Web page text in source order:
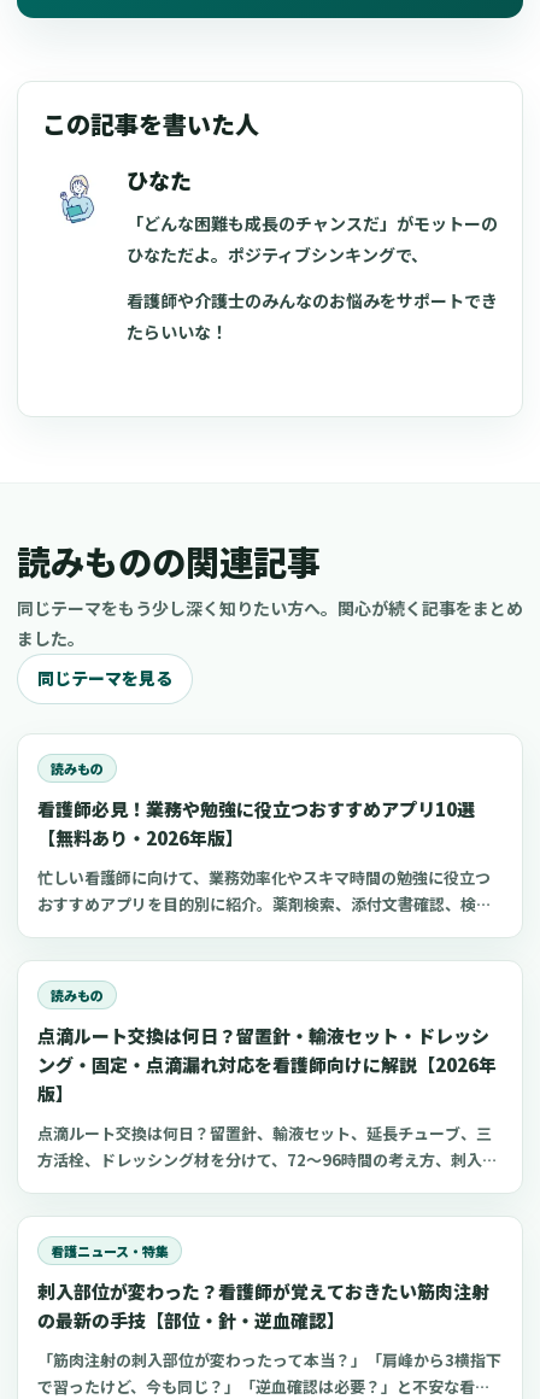
この記事を書いた人
ひなた
「どんな困難も成長のチャンスだ」がモットーの
ひなただよ。ポジティブシンキングで、
看護師や介護士のみんなのお悩みをサポートでき
たらいいな！
読みものの関連記事
同じテーマをもう少し深く知りたい方へ。関心が続く記事をまとめ
ました。
同じテーマを見る
読みもの
看護師必見！業務や勉強に役立つおすすめアプリ10選
【無料あり・2026年版】
忙しい看護師に向けて、業務効率化やスキマ時間の勉強に役立つ
おすすめアプリを目的別に紹介。薬剤検索、添付文書確認、検査
心電図学習、シフト管理など、現場や復職準備で使いやすいアプ
リをまとめました。
読みもの
点滴ルート交換は何日？留置針・輸液セット・ドレッシ
ング・固定・点滴漏れ対応を看護師向けに解説【2026年
版】
点滴ルート交換は何日？留置針、輸液セット、延長チューブ、三
方活栓、ドレッシング材を分けて、72〜96時間の考え方、刺入部
看護ニュース・特集
刺入部位が変わった？看護師が覚えておきたい筋肉注射
の最新の手技【部位・針・逆血確認】
「筋肉注射の刺入部位が変わったって本当？」「肩峰から3横指下
で習ったけど、今も同じ？」「逆血確認は必要？」と不安な看護